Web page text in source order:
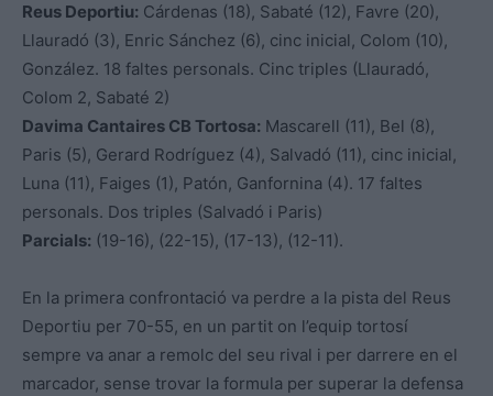
Reus Deportiu: Cárdenas (18), Sabaté (12), Favre (20),
Llauradó (3), Enric Sánchez (6), cinc inicial, Colom (10),
González. 18 faltes personals. Cinc triples (Llauradó,
Colom 2, Sabaté 2)
Davima Cantaires CB Tortosa: Mascarell (11), Bel (8),
Paris (5), Gerard Rodríguez (4), Salvadó (11), cinc inicial,
Luna (11), Faiges (1), Patón, Ganfornina (4). 17 faltes
personals. Dos triples (Salvadó i Paris)
Parcials: (19-16), (22-15), (17-13), (12-11).
En la primera confrontació va perdre a la pista del Reus
Deportiu per 70-55, en un partit on l’equip tortosí
sempre va anar a remolc del seu rival i per darrere en el
marcador, sense trovar la formula per superar la defensa